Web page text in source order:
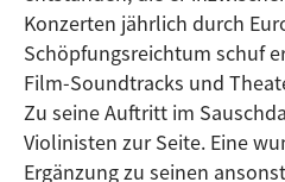
Konzerten jährlich durch
Schöpfungsreichtum schuf
Film-Soundtracks und
Zu seine Auftritt im
Violinisten zur Seite. Eine
Ergänzung zu seinen